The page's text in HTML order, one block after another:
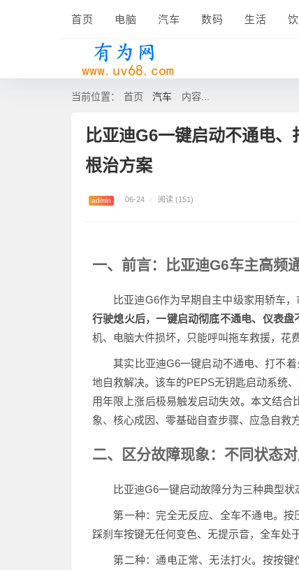
首页 电脑 汽车 数码 生活
当前位置： 首页 汽车 内容...
比亚迪G6一键启动不通电
根治方案
admin / 06-24 / 阅读 (151)
一、前言：比亚迪G6车主高频
比亚迪G6作为早期自主中级家用轿车，
行驶熄火后，一键启动彻底不通电、仪表盘
机、电脑大件损坏，只能呼叫拖车救援，花
其实比亚迪G6一键启动不通电、打不着
地自救解决。该车的PEPS无钥匙启动系统
用年限上涨后极易触发启动失效。本文结
象、核心成因、零基础自查步骤、应急自救
二、区分故障现象：不同状态
比亚迪G6一键启动故障分为三种典型状
第一种：完全无反应、全车不通电。按
踩刹车按键无任何变色、无提示音，全车处
第二种：通电正常、无法打火。按按键